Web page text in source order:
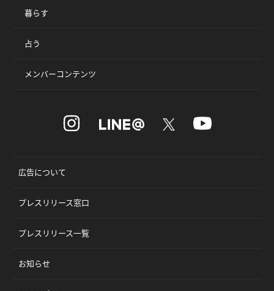
暮らす
占う
メンバーコンテンツ
広告について
プレスリリース窓口
プレスリリース一覧
お知らせ